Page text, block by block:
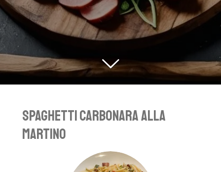
Spaghetti Carbonara alla
Martino